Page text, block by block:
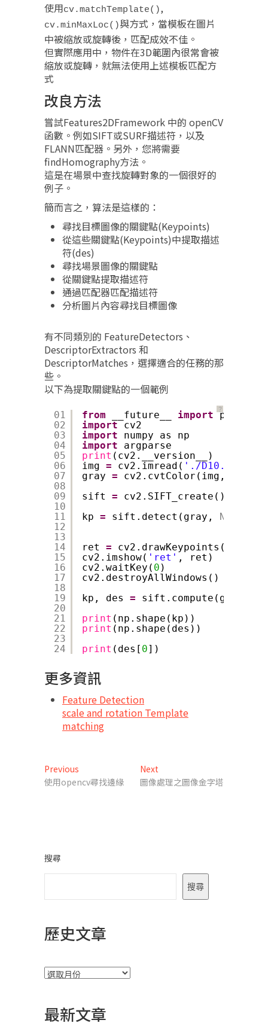
使用cv.matchTemplate(),
cv.minMaxLoc()與方式，當模板在圖片
中被縮放或旋轉後，匹配成效不佳。
但實際應用中，物件在3D範圍內很常會被
縮放或旋轉，就無法使用上述模板匹配方
式
改良方法
嘗試Features2DFramework 中的 openCV
函數。例如SIFT或SURF描述符，以及
FLANN匹配器。另外，您將需要
findHomography方法。
這是在場景中查找旋轉對象的一個很好的
例子。
簡而言之，算法是這樣的：
尋找目標圖像的關鍵點(Keypoints)
從這些關鍵點(Keypoints)中提取描述
符(des)
尋找場景圖像的關鍵點
從關鍵點提取描述符
通過匹配器匹配描述符
分析圖片內容尋找目標圖像
有不同類別的 FeatureDetectors、
DescriptorExtractors 和
DescriptorMatches，選擇適合的任務的那
些。
以下為提取關鍵點的一個範例
？
01
02
03
04
05
06
07
08
09
10
11
12
13
14
15
16
17
18
19
20
21
22
23
24
from __future__ import
import
cv2
import
numpy as np
import
argparse
print (cv2.__version__)
img = cv2.imread( './D10.jpg'
gray =
cv2.cvtColor(img,
sift =
cv2.SIFT_create()
kp = sift.detect(gray, None
ret =
cv2.drawKeypoints(gray,
cv2.imshow( 'ret' , ret)
cv2.waitKey( 0 )
cv2.destroyAllWindows()
kp, des =
sift.compute(gray,
print (np.shape(kp))
print (np.shape(des))
print (des[ 0])
更多資訊
Feature Detection
scale and rotation Template
matching
文
章
Previous
post:
使用opencv尋找邊緣
Next
post:
圖像處理之圖像金字塔
搜尋
搜尋
歷史文章
彙
最新文章